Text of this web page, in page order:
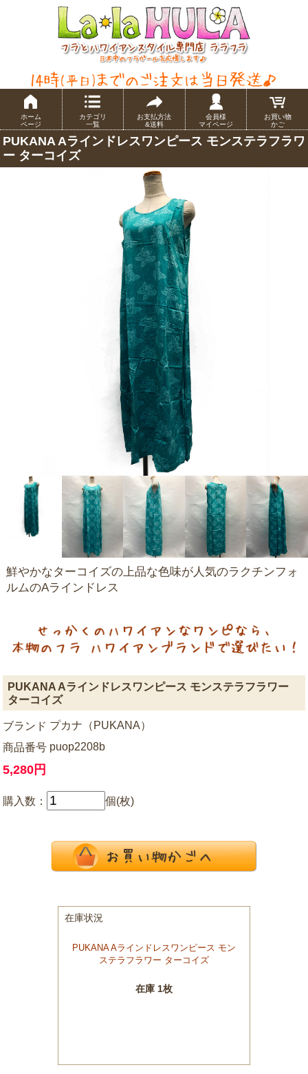
ホーム
ページ
カテゴリ
一覧
お支払方法
&送料
会員様
マイページ
お買い物
かご
PUKANA Aラインドレスワンピース モンステラフラワ
ー ターコイズ
鮮やかなターコイズの上品な色味が人気のラクチンフォ
ルムのAラインドレス
PUKANA Aラインドレスワンピース モンステラフラワー
ターコイズ
ブランド プカナ（PUKANA）
商品番号 puop2208b
5,280円
購入数： 個(枚)